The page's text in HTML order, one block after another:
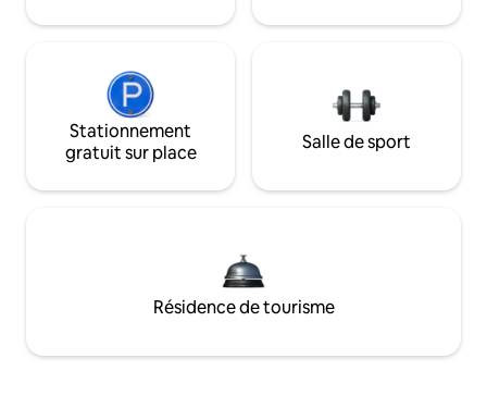
Stationnement
gratuit sur place
Salle de sport
Résidence de tourisme